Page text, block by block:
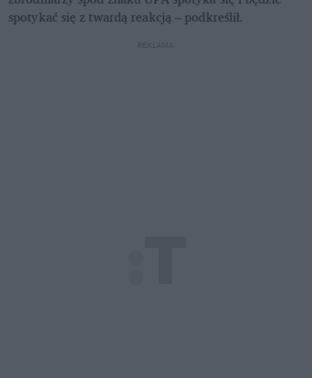
spotykać się z twardą reakcją – podkreślił.
REKLAMA